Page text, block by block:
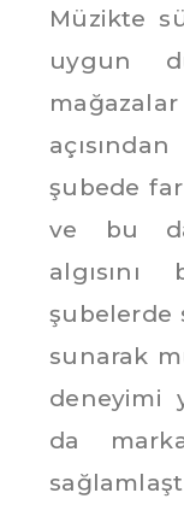
Müzikte
uygun
şubede
ve bu
şubelerde
sunarak
deneyimi
da